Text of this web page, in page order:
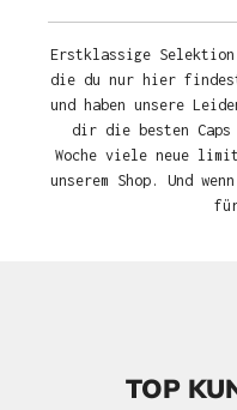
Erstklassige
die du nur hier
und haben unsere
dir die besten
Woche viele neue
unserem Shop. Und
TOP